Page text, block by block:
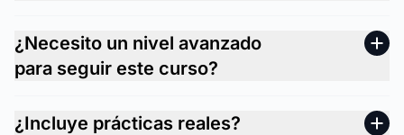
¿Necesito un nivel avanzado
para seguir este curso?
¿Incluye prácticas reales?